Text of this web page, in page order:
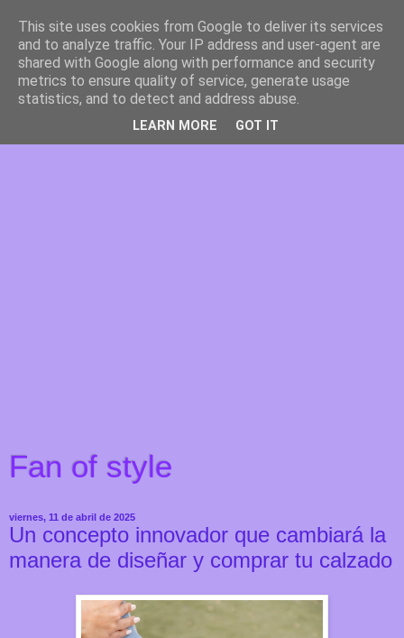
Fan of style
viernes, 11 de abril de 2025
Un concepto innovador que cambiará la
manera de diseñar y comprar tu calzado
This site uses cookies from Google to deliver its services
and to analyze traffic. Your IP address and user-agent are
shared with Google along with performance and security
metrics to ensure quality of service, generate usage
statistics, and to detect and address abuse.
LEARN MORE GOT IT